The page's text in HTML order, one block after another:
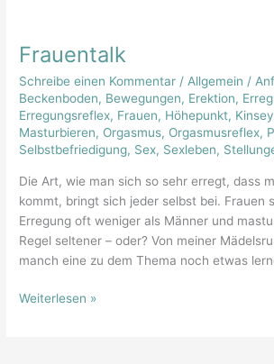
Frauentalk
Schreibe einen Kommentar / Allgemein /
Beckenboden, Bewegungen, Erektion,
Erregungsreflex, Frauen, Höhepunkt, Kinsey
Masturbieren, Orgasmus, Orgasmusreflex,
Selbstbefriedigung, Sex, Sexleben,
Die Art, wie man sich so sehr erregt, dass
kommt, bringt sich jeder selbst bei. Frauen
Erregung oft weniger als Männer und
Regel seltener – oder? Von meiner
manch eine zu dem Thema noch etwas
Frauentalk
Weiterlesen »